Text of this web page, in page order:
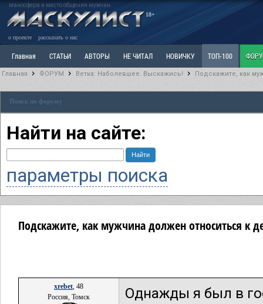
маносфера и место общения мужчин
18+
о проекте рассказать о нас
Главная СТАТЬИ АВТОРЫ НЕ ЧИТАЛ НОВИЧКУ ТОП-100
Ветка: Наболевшее. Выскажись!
РАЗДЕЛ: Разное
Главная ФОРУМ Ветка: Наболевшее. Выскажись! Подскажите, как
Поиск по форуму
Найти на сайте:
параметры поиска
Подскажите, как мужчина должен относиться к
xrebet, 48
Россия, Томск
Однажды я был в